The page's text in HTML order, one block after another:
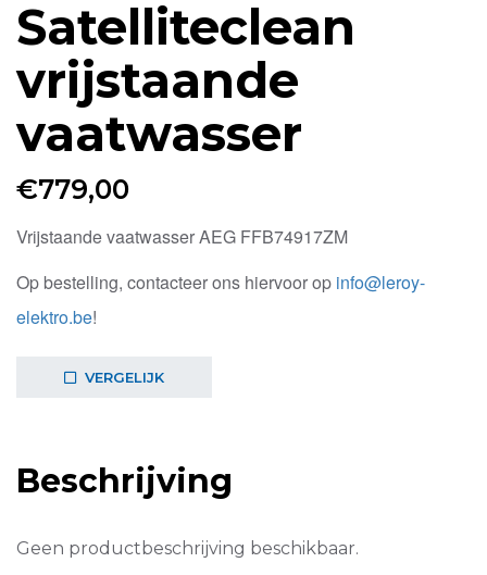
Satelliteclean
vrijstaande
vaatwasser
€779,00
Vrijstaande vaatwasser AEG FFB74917ZM
Op bestelling, contacteer ons hiervoor op info@leroy-
elektro.be!
VERGELIJK
Beschrijving
Geen productbeschrijving beschikbaar.